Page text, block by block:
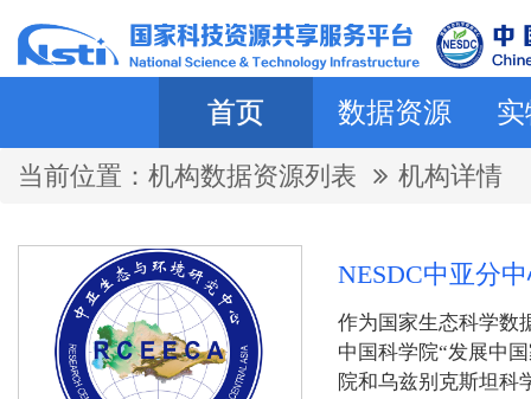
首页 数据资源
当前位置： 机构数据资源列表 机构详情
NESDC中亚分
作为国家生态科学数
中国科学院“发展中
院和乌兹别克斯坦科